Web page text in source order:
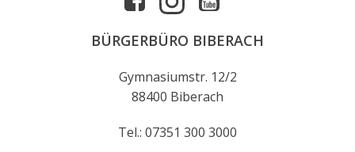
BÜRGERBÜRO BIBERACH
Gymnasiumstr. 12/2
88400 Biberach
Tel.: 07351 300 3000